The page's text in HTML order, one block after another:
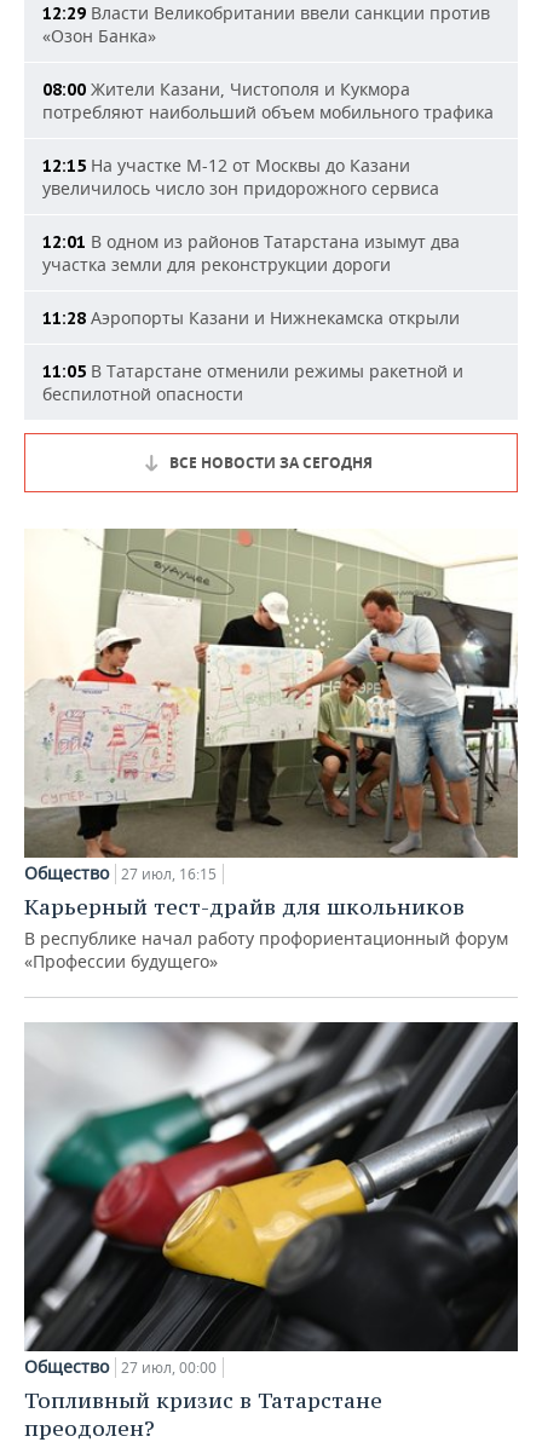
12:29 Власти Великобритании ввели санкции против
«Озон Банка»
08:00 Жители Казани, Чистополя и Кукмора
потребляют наибольший объем мобильного трафика
12:15 На участке М-12 от Москвы до Казани
увеличилось число зон придорожного сервиса
12:01 В одном из районов Татарстана изымут два
участка земли для реконструкции дороги
11:28 Аэропорты Казани и Нижнекамска открыли
11:05 В Татарстане отменили режимы ракетной и
беспилотной опасности
ВСЕ НОВОСТИ ЗА СЕГОДНЯ
Общество 27 июл, 16:15
Карьерный тест-драйв для школьников
В республике начал работу профориентационный форум
«Профессии будущего»
Общество 27 июл, 00:00
Топливный кризис в Татарстане
преодолен?